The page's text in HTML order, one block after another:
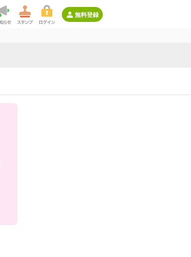
無料登録